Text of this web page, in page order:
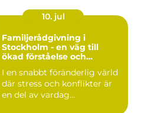
10. jul
Familjerådgivning i
Stockholm - en väg till
ökad förståelse och
I en snabbt föränderlig värld
där stress och konflikter är
en del av vardag...